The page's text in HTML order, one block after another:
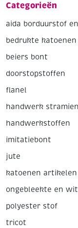
Categorieën
aida borduurstof
bedrukte
beiers bont
doorstopstoffen
flanel
handwerk stramien
handwerkstoffen
imitatiebont
jute
katoenen artikelen
ongebleekte en
polyester stof
tricot